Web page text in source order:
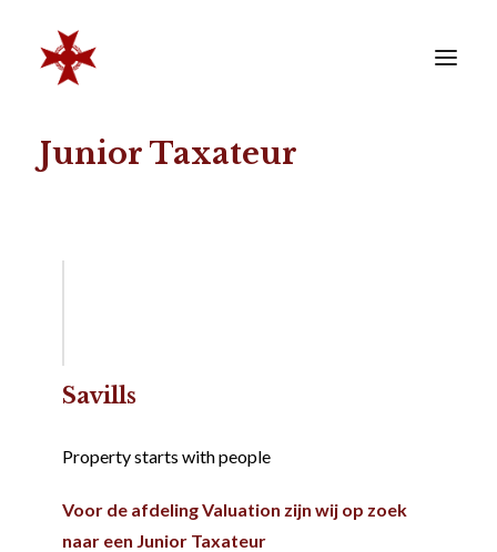
VERENIGING
ZAKELIJK
Junior Taxateur
Savills
Property starts with people
Voor de afdeling Valuation zijn wij op zoek
naar een Junior Taxateur